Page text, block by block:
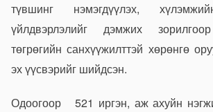
түвшинг нэмэгдүүлэх,
үйлдвэрлэлийг дэмжих
төгрөгийн санхүүжилттэй хөрөнгө
эх үүсвэрийг шийдсэн.
Одоогоор 521 иргэн, аж ахуйн